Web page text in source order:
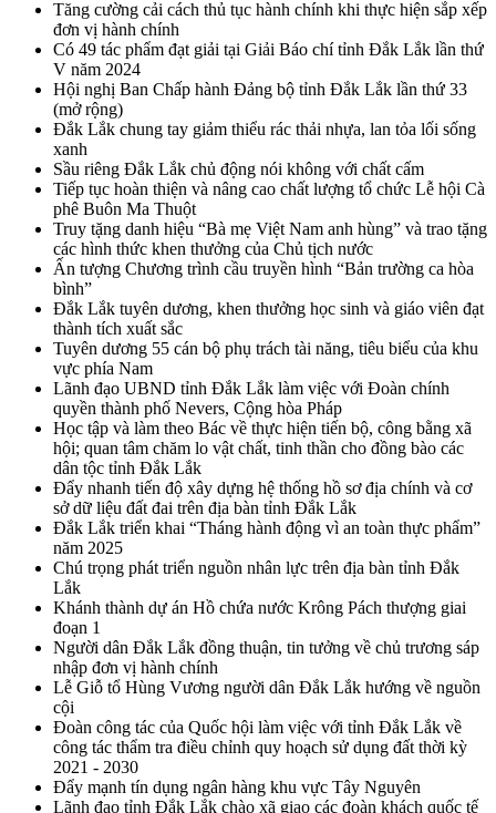
Tăng cường cải cách thủ tục hành chính khi thực hiện sắp xếp
đơn vị hành chính
Có 49 tác phẩm đạt giải tại Giải Báo chí tỉnh Đắk Lắk lần thứ
V năm 2024
Hội nghị Ban Chấp hành Đảng bộ tỉnh Đắk Lắk lần thứ 33
(mở rộng)
Đắk Lắk chung tay giảm thiểu rác thải nhựa, lan tỏa lối sống
xanh
Sầu riêng Đắk Lắk chủ động nói không với chất cấm
Tiếp tục hoàn thiện và nâng cao chất lượng tổ chức Lễ hội Cà
phê Buôn Ma Thuột
Truy tặng danh hiệu “Bà mẹ Việt Nam anh hùng” và trao tặng
các hình thức khen thưởng của Chủ tịch nước
Ấn tượng Chương trình cầu truyền hình “Bản trường ca hòa
bình”
Đắk Lắk tuyên dương, khen thưởng học sinh và giáo viên đạt
thành tích xuất sắc
Tuyên dương 55 cán bộ phụ trách tài năng, tiêu biểu của khu
vực phía Nam
Lãnh đạo UBND tỉnh Đắk Lắk làm việc với Đoàn chính
quyền thành phố Nevers, Cộng hòa Pháp
Học tập và làm theo Bác về thực hiện tiến bộ, công bằng xã
hội; quan tâm chăm lo vật chất, tinh thần cho đồng bào các
dân tộc tỉnh Đắk Lắk
Đẩy nhanh tiến độ xây dựng hệ thống hồ sơ địa chính và cơ
sở dữ liệu đất đai trên địa bàn tỉnh Đắk Lắk
Đắk Lắk triển khai “Tháng hành động vì an toàn thực phẩm”
năm 2025
Chú trọng phát triển nguồn nhân lực trên địa bàn tỉnh Đắk
Lắk
Khánh thành dự án Hồ chứa nước Krông Pách thượng giai
đoạn 1
Người dân Đắk Lắk đồng thuận, tin tưởng về chủ trương sáp
nhập đơn vị hành chính
Lễ Giỗ tổ Hùng Vương người dân Đắk Lắk hướng về nguồn
cội
Đoàn công tác của Quốc hội làm việc với tỉnh Đắk Lắk về
công tác thẩm tra điều chỉnh quy hoạch sử dụng đất thời kỳ
2021 - 2030
Đẩy mạnh tín dụng ngân hàng khu vực Tây Nguyên
Lãnh đạo tỉnh Đắk Lắk chào xã giao các đoàn khách quốc tế